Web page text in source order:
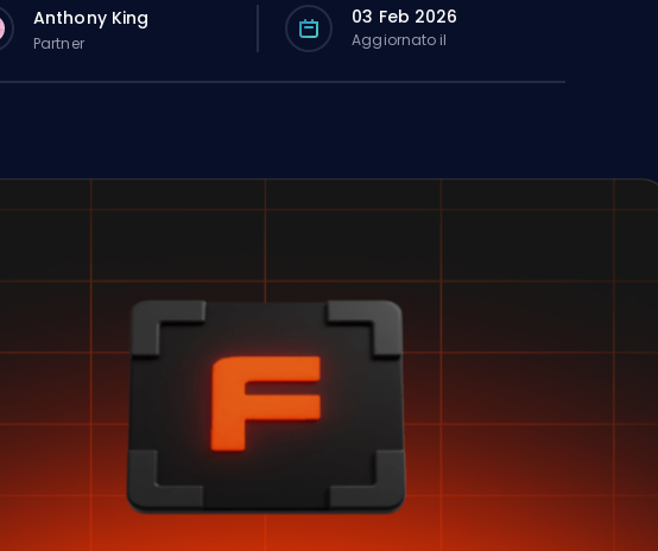
Anthony King
Partner
03 Feb 2026
Aggiornato il